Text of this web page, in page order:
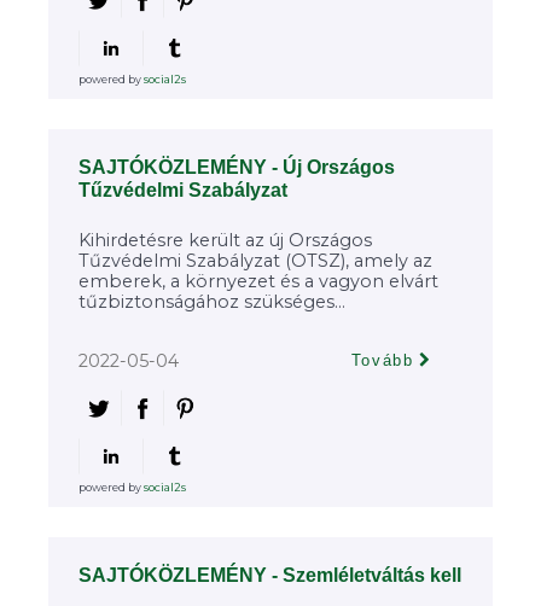
powered bysocial2s
SAJTÓKÖZLEMÉNY - Új Országos
Tűzvédelmi Szabályzat
Kihirdetésre került az új Országos
Tűzvédelmi Szabályzat (OTSZ), amely az
emberek, a környezet és a vagyon elvárt
tűzbiztonságához szükséges...
2022-05-04 Tovább
powered bysocial2s
SAJTÓKÖZLEMÉNY - Szemléletváltás kell